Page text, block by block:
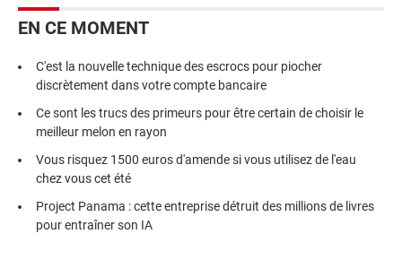
EN CE MOMENT
C'est la nouvelle technique des escrocs pour piocher
discrètement dans votre compte bancaire
Ce sont les trucs des primeurs pour être certain de choisir le
meilleur melon en rayon
Vous risquez 1500 euros d'amende si vous utilisez de l'eau
chez vous cet été
Project Panama : cette entreprise détruit des millions de livres
pour entraîner son IA